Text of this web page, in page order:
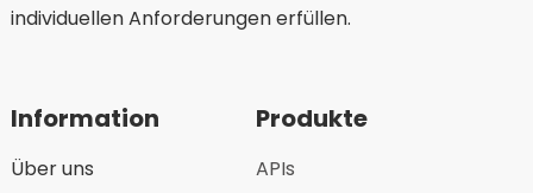
individuellen Anforderungen erfüllen.
Information
Über uns
Produkte
APIs